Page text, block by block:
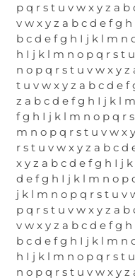
p q r s t u v w x y z a
v w x y z a b c d e f g
b c d e f g h I j k l m n
h I j k l m n o p q r s t
n o p q r s t u v w x y
t u v w x y z a b c d e
z a b c d e f g h I j k l
f g h I j k l m n o p q r
m n o p q r s t u v w x
r s t u v w x y z a b c
x y z a b c d e f g h I j
d e f g h I j k l m n o p
j k l m n o p q r s t u v
p q r s t u v w x y z a
v w x y z a b c d e f g
b c d e f g h I j k l m n
h I j k l m n o p q r s t
n o p q r s t u v w x y